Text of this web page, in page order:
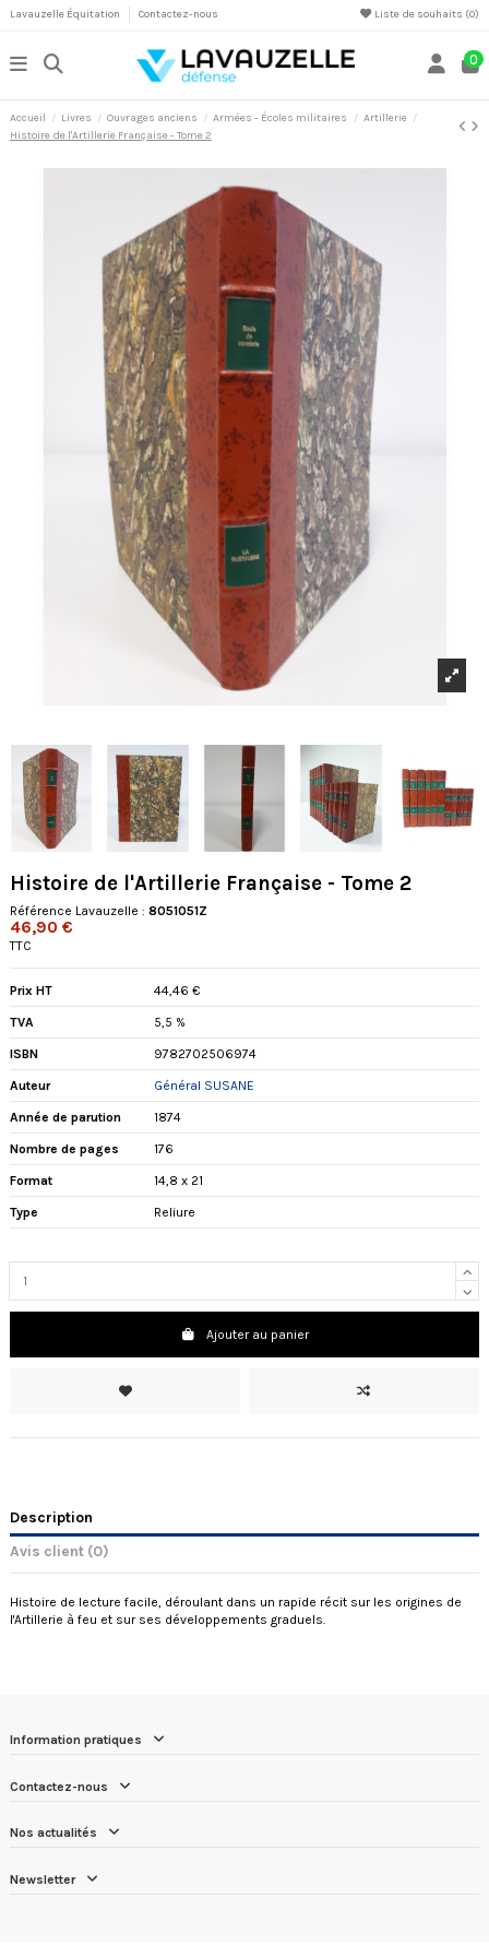
Lavauzelle Équitation Contactez-nous Liste de souhaits (0)
0
Accueil Livres Ouvrages anciens Armées - Écoles militaires
Artillerie
Histoire de l'Artillerie Française - Tome 2
Histoire de l'Artillerie Française - Tome 2
Référence Lavauzelle : 8051051Z
46,90 €
TTC
Prix HT 44,46 €
TVA 5,5 %
ISBN 9782702506974
Auteur Général SUSANE
Année de parution 1874
Nombre de pages 176
Format 14,8 x 21
Type Reliure
Ajouter au panier
Description
Avis client (0)
Histoire de lecture facile, déroulant dans un rapide récit sur les origines de
l'Artillerie à feu et sur ses développements graduels.
Information pratiques
Contactez-nous
Nos actualités
Newsletter